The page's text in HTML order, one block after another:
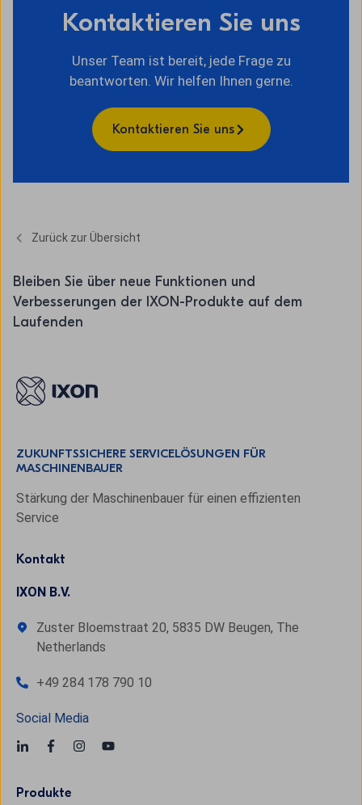
Kontaktieren Sie uns
Unser Team ist bereit, jede Frage zu
beantworten. Wir helfen Ihnen gerne.
Kontaktieren Sie uns
Zurück zur Übersicht
Bleiben Sie über neue Funktionen und
Verbesserungen der IXON-Produkte auf dem
Laufenden
ZUKUNFTSSICHERE SERVICELÖSUNGEN FÜR
MASCHINENBAUER
Stärkung der Maschinenbauer für einen effizienten
Service
Kontakt
IXON B.V.
Zuster Bloemstraat 20, 5835 DW Beugen, The
Netherlands
+49 284 178 790 10
Social Media
Produkte